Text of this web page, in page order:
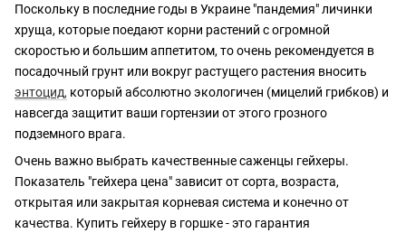
Поскольку в последние годы в Украине "пандемия" личинки
хруща, которые поедают корни растений с огромной
скоростью и большим аппетитом, то очень рекомендуется в
посадочный грунт или вокруг растущего растения вносить
энтоцид, который абсолютно экологичен (мицелий грибков) и
навсегда защитит ваши гортензии от этого грозного
подземного врага.
Очень важно выбрать качественные саженцы гейхеры.
Показатель "гейхера цена" зависит от сорта, возраста,
открытая или закрытая корневая система и конечно от
качества. Купить гейхеру в горшке - это гарантия